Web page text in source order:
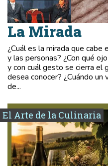
La Mirada
¿Cuál es la mirada que cabe
y las personas? ¿Con qué
y con cuál gesto se cierra el
desea conocer? ¿Cuándo
de...
El Arte de la Culinaria